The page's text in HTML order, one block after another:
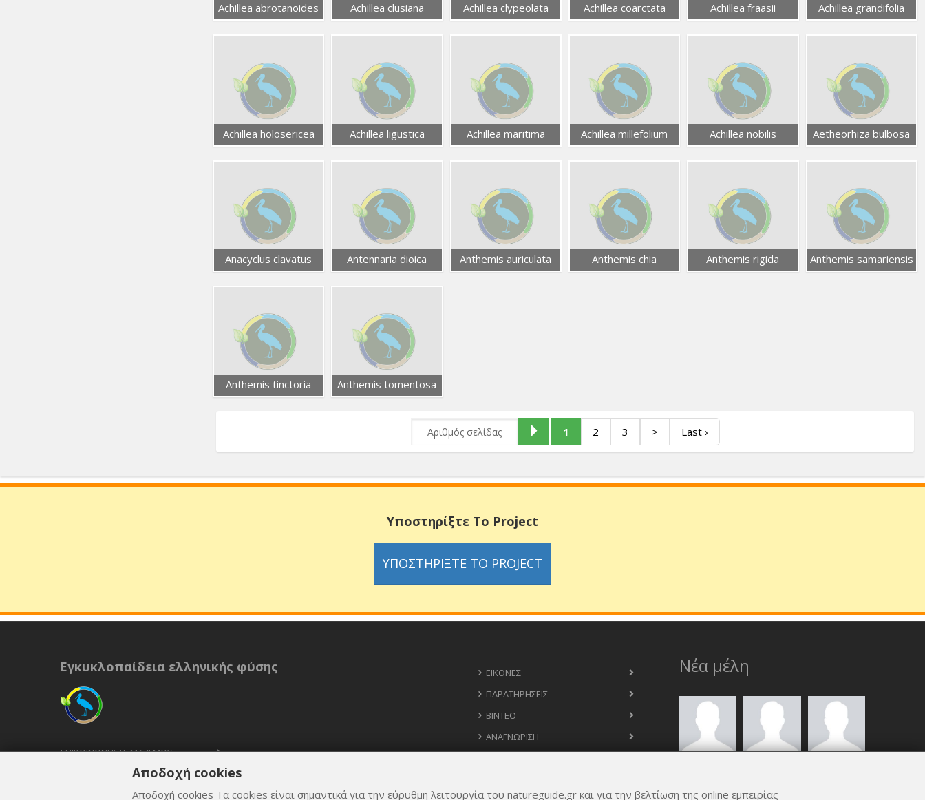
Achillea abrotanoides Achillea clusiana Achillea clypeolata Achillea coarctata Achillea fraasii Achillea grandifolia
Achillea holosericea Achillea ligustica Achillea maritima Achillea millefolium Achillea nobilis Aetheorhiza bulbosa
Anacyclus clavatus Antennaria dioica Anthemis auriculata Anthemis chia Anthemis rigida Anthemis samariensis
Anthemis tinctoria Anthemis tomentosa
1 2 3 > Last ›
Υποστηρίξτε Το Project
ΥΠΟΣΤΗΡΊΞΤΕ ΤΟ PROJECT
Εγκυκλοπαίδεια ελληνικής φύσης
ΕΠΙΚΟΙΝΩΝΉΣΤΕ ΜΑΖΊ ΜΟΥ
ΟΡΟΙ ΚΑΙ ΠΡΟΫΠΟΘΈΣΕΙΣ
ΠΟΛΙΤΙΚΉ ΑΠΟΡΡΉΤΟΥ
ΕΙΚΌΝΕΣ
ΠΑΡΑΤΗΡΉΣΕΙΣ
ΒΊΝΤΕΟ
ΑΝΑΓΝΏΡΙΣΗ
Νέα μέλη
Αποδοχή cookies
Αποδοχή cookies Τα cookies είναι σημαντικά για την εύρυθμη λειτουργία του natureguide.gr και για την βελτίωση της online εμπειρίας